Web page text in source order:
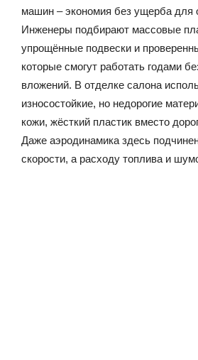
машин – экономия без ущерба для
Инженеры подбирают массовые
упрощённые подвески и
которые смогут работать годами
вложений. В отделке салона
износостойкие, но недорогие
кожи, жёсткий пластик вместо
Даже аэродинамика здесь
скорости, а расходу топлива и